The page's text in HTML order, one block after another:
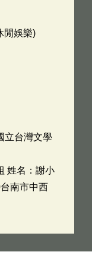
閒娛樂)
立台灣文學
姓名：謝小
南市中西